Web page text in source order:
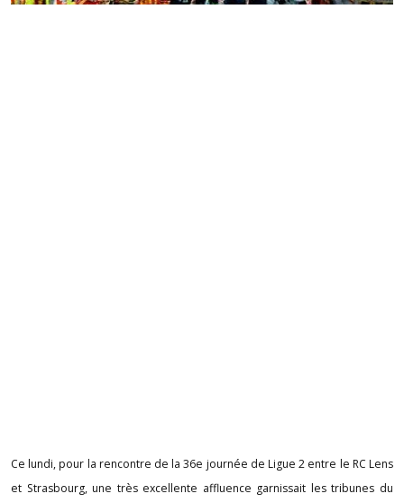
Ce lundi, pour la rencontre de la 36e journée de Ligue 2 entre le RC Lens
et Strasbourg, une très excellente affluence garnissait les tribunes du